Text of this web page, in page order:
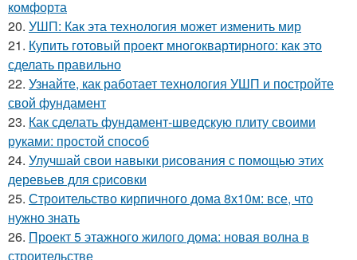
комфорта
20. УШП: Как эта технология может изменить мир
21. Купить готовый проект многоквартирного: как это
сделать правильно
22. Узнайте, как работает технология УШП и постройте
свой фундамент
23. Как сделать фундамент-шведскую плиту своими
руками: простой способ
24. Улучшай свои навыки рисования с помощью этих
деревьев для срисовки
25. Строительство кирпичного дома 8х10м: все, что
нужно знать
26. Проект 5 этажного жилого дома: новая волна в
строительстве